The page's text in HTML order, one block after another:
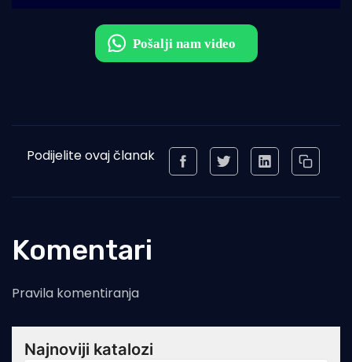
Podijelite ovaj članak
Komentari
Pravila komentiranja